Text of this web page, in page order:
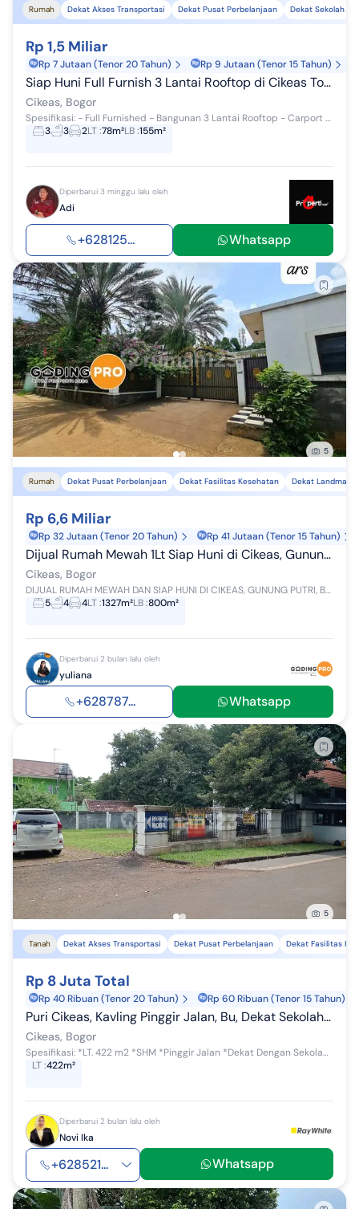
Rumah Dekat Akses Transportasi Dekat Pusat Perbelanjaan Dekat Sekolah
Rp 1,5 Miliar
Rp 7 Jutaan (Tenor 20 Tahun) Rp 9 Jutaan (Tenor 15 Tahun)
Siap Huni Full Furnish 3 Lantai Rooftop di Cikeas Tol Cimanggis
Cikeas, Bogor
Spesifikasi: - Full Furnished - Bangunan 3 Lantai Rooftop - Carport 2 mobil - Konsep open space - Dapur + Backyard - Kamar tidur tamu/orang tua - D...
3
3 2LT:78m²LB:155m²
Diperbarui 3 minggu lalu oleh
Adi
+628125... Whatsapp
5
Rumah Dekat Pusat Perbelanjaan Dekat Fasilitas Kesehatan Dekat Landmark
Rp 6,6 Miliar
Rp 32 Jutaan (Tenor 20 Tahun) Rp 41 Jutaan (Tenor 15 Tahun)
Dijual Rumah Mewah 1Lt Siap Huni di Cikeas, Gunung Putri, Bogor
Cikeas, Bogor
DIJUAL RUMAH MEWAH DAN SIAP HUNI DI CIKEAS, GUNUNG PUTRI, BOGOR LT: 1327 M2 LB: 800 M2 KT : 5 KM : 4 Listrik : 3500 Va SHM Hadap : Timur Jenis Ai...
5
4 4LT:1327m²LB:800m²
Diperbarui 2 bulan lalu oleh
yuliana
+628787... Whatsapp
5
Tanah Dekat Akses Transportasi Dekat Pusat Perbelanjaan Dekat Fasilitas
Rp 8 Juta Total
Rp 40 Ribuan (Tenor 20 Tahun) Rp 60 Ribuan (Tenor 15 Tahun)
Puri Cikeas, Kavling Pinggir Jalan, Bu, Dekat Sekolah Alam, Lokasi Strategis, Harga Nego
Cikeas, Bogor
Spesifikasi: *LT. 422 m2 *SHM *Pinggir Jalan *Dekat Dengan Sekolah Alam *Cocok untuk tempat tinggal, rumah kantor, sekolah, dll *Lokasi Strat...
LT:422m²
Diperbarui 2 bulan lalu oleh
Novi Ika
+628521... Whatsapp